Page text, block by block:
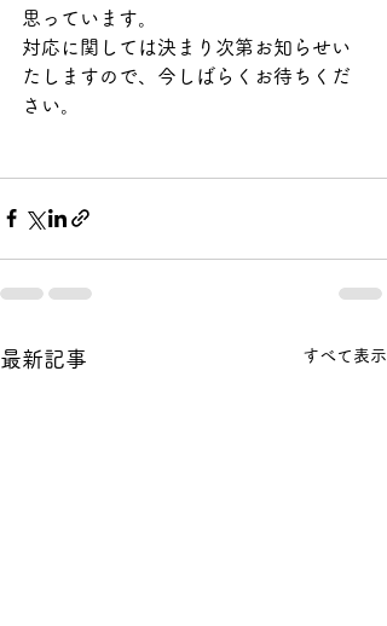
思っています。
対応に関しては決まり次第お知らせい
たしますので、今しばらくお待ちくだ
さい。
最新記事 すべて表示